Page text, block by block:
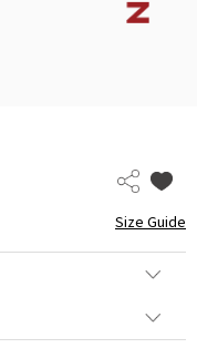
Size Guide